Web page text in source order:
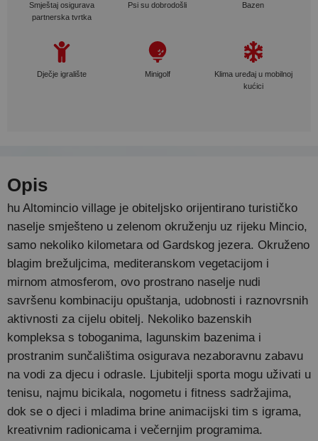
Smještaj osigurava
partnerska tvrtka
Psi su dobrodošli Bazen
Dječje igralište Minigolf
Klima uređaj u mobilnoj
kućici
Opis
hu Altomincio village je obiteljsko orijentirano turističko
naselje smješteno u zelenom okruženju uz rijeku Mincio,
samo nekoliko kilometara od Gardskog jezera. Okruženo
blagim brežuljcima, mediteranskom vegetacijom i
mirnom atmosferom, ovo prostrano naselje nudi
savršenu kombinaciju opuštanja, udobnosti i raznovrsnih
aktivnosti za cijelu obitelj. Nekoliko bazenskih
kompleksa s toboganima, lagunskim bazenima i
prostranim sunčalištima osigurava nezaboravnu zabavu
na vodi za djecu i odrasle. Ljubitelji sporta mogu uživati u
tenisu, najmu bicikala, nogometu i fitness sadržajima,
dok se o djeci i mladima brine animacijski tim s igrama,
kreativnim radionicama i večernjim programima.